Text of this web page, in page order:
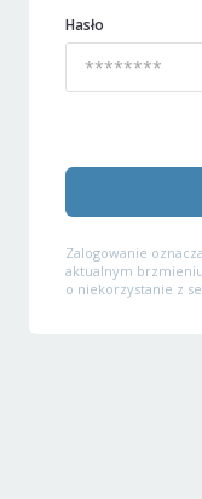
Hasło
Zalogowanie
aktualnym
o niekorzystanie z